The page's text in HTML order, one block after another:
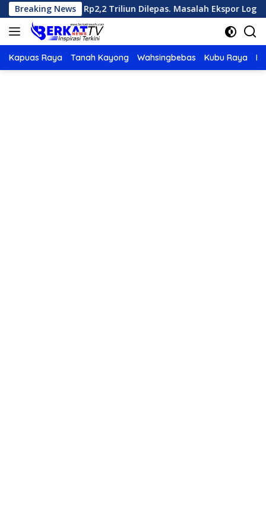
Langsung
ke
konten
Breaking News
Rp2,2 Triliun Dilepas. Masalah Ekspor Logam Tanah
Kapuas Raya Tanah Kayong Wahsingbebas Kubu Raya